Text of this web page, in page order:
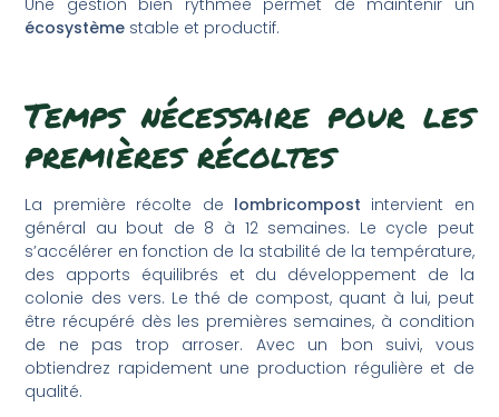
écosystème stable et productif.
Temps nécessaire pour les
premières récoltes
La première récolte de lombricompost intervient en
général au bout de 8 à 12 semaines. Le cycle peut
s’accélérer en fonction de la stabilité de la température,
des apports équilibrés et du développement de la
colonie des vers. Le thé de compost, quant à lui, peut
être récupéré dès les premières semaines, à condition
de ne pas trop arroser. Avec un bon suivi, vous
obtiendrez rapidement une production régulière et de
qualité.